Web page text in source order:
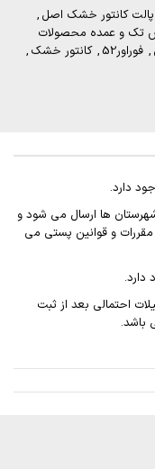
پالت کانتور خشک اصل ,
تک و عمده محصولات
, فوراور52 , کانتور خشک ,
دارد.
ها ارسال می شود و
و قوانین پستی می
دارد.
احتمالی بعد از ثبت